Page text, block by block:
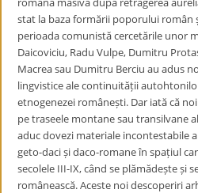
stat la baza formării poporului român
perioada comunistă cercetările unor
Daicoviciu, Radu Vulpe, Dumitru
Macrea sau Dumitru Berciu au adus
lingvistice ale continuității
etnogenezei românești. Dar iată că
pe traseele montane sau transilvane
aduc dovezi materiale
geto-daci și daco-romane în spațiul
secolele III-IX, când se plămădește și
românească. Aceste noi descoperiri